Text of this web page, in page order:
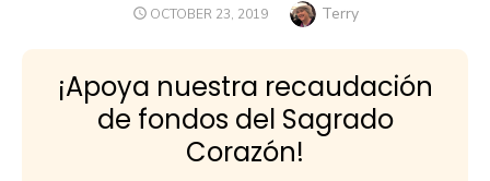
POSTED
OCTOBER 23, 2019 Author
Terry
¡Apoya nuestra recaudación
de fondos del Sagrado
Corazón!